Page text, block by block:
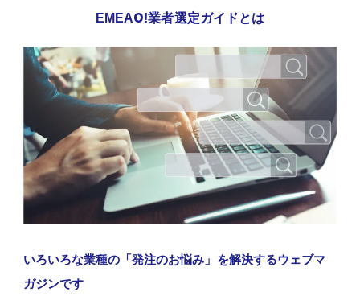
EMEAO!業者選定ガイドとは
いろいろな業種の「発注のお悩み」を解決するウェブマ
ガジンです